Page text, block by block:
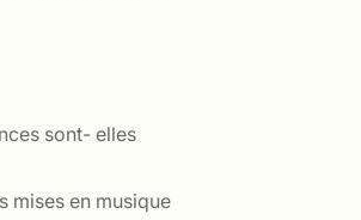
sont- elles
mises en musique